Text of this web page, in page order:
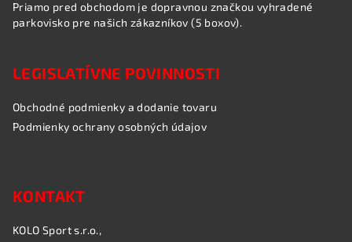
Priamo pred obchodom je dopravnou značkou vyhradené
parkovisko pre našich zákazníkov (5 boxov).
LEGISLATÍVNE POVINNOSTI
Obchodné podmienky a dodanie tovaru
Podmienky ochrany osobných údajov
KONTAKT
KOLO Sport s.r.o.,